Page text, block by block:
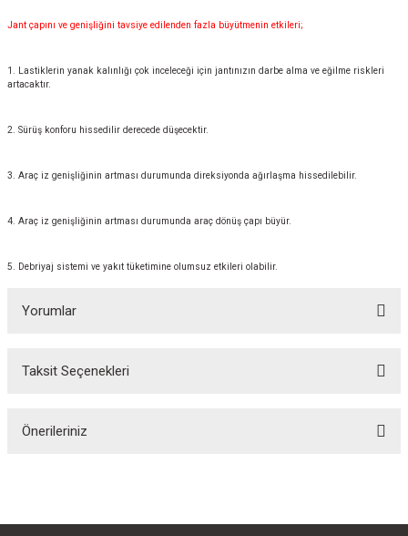
Jant çapını ve genişliğini tavsiye edilenden fazla büyütmenin etkileri;
1. Lastiklerin yanak kalınlığı çok inceleceği için jantınızın darbe alma ve eğilme riskleri
artacaktır.
2. Sürüş konforu hissedilir derecede düşecektir.
3. Araç iz genişliğinin artması durumunda direksiyonda ağırlaşma hissedilebilir.
4. Araç iz genişliğinin artması durumunda araç dönüş çapı büyür.
5. Debriyaj sistemi ve yakıt tüketimine olumsuz etkileri olabilir.
Yorumlar
Bu ürüne ilk yorumu siz yapın!
Taksit Seçenekleri
Önerileriniz
Görüş ve önerileriniz için teşekkür ederiz.